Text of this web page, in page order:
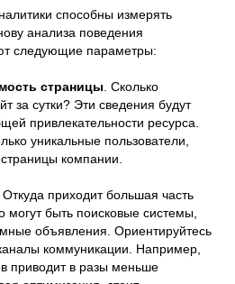
способны измерять
анализа поведения
следующие параметры:
страницы . Сколько
за сутки? Эти сведения будут
привлекательности ресурса.
уникальные пользователи,
компании.
. Откуда приходит большая часть
могут быть поисковые системы,
объявления. Ориентируйтесь
коммуникации. Например,
приводит в разы меньше